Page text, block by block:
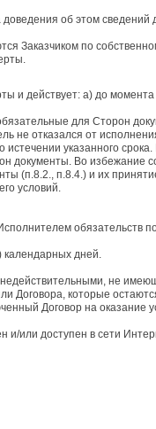
об этом сведений
Заказчиком по
и действует: а) до
для Сторон
не отказался от
указанного
документы. Во избежание
(п.8.2., п.8.4.) и их
условий.
обязательств
календарных дней.
не
Договора, которые
Договор на оказание
или доступен в сети